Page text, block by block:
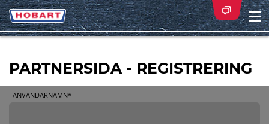
PARTNERSIDA - REGISTRERING
ANVÄNDARNAMN*